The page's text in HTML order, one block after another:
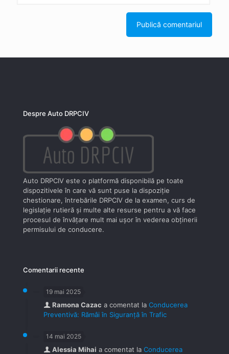
Despre Auto DRPCIV
Auto DRPCIV este o platformă disponibilă pe toate
dispozitivele în care vă sunt puse la dispoziţie
chestionare, întrebările DRPCIV de la examen, curs de
legislaţie rutieră şi multe alte resurse pentru a vă face
procesul de învăţare mult mai uşor în vederea obţinerii
permisului de conducere.
Comentarii recente
19 mai 2025
Ramona Cazac a comentat la Conducerea
Preventivă: Rămâi în Siguranță în Trafic
14 mai 2025
Alessia Mihai a comentat la Conducerea